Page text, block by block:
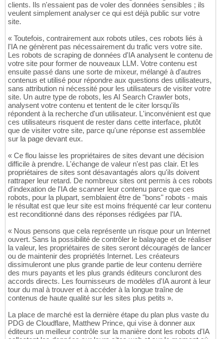
clients. Ils n'essaient pas de voler des données sensibles ; ils
veulent simplement analyser ce qui est déjà public sur votre
site.
« Toutefois, contrairement aux robots utiles, ces robots liés à
l'IA ne génèrent pas nécessairement du trafic vers votre site.
Les robots de scraping de données d'IA analysent le contenu de
votre site pour former de nouveaux LLM. Votre contenu est
ensuite passé dans une sorte de mixeur, mélangé à d'autres
contenus et utilisé pour répondre aux questions des utilisateurs,
sans attribution ni nécessité pour les utilisateurs de visiter votre
site. Un autre type de robots, les AI Search Crawler bots,
analysent votre contenu et tentent de le citer lorsqu'ils
répondent à la recherche d'un utilisateur. L'inconvénient est que
ces utilisateurs risquent de rester dans cette interface, plutôt
que de visiter votre site, parce qu'une réponse est assemblée
sur la page devant eux.
« Ce flou laisse les propriétaires de sites devant une décision
difficile à prendre. L'échange de valeur n'est pas clair. Et les
propriétaires de sites sont désavantagés alors qu'ils doivent
rattraper leur retard. De nombreux sites ont permis à ces robots
d'indexation de l'IA de scanner leur contenu parce que ces
robots, pour la plupart, semblaient être de "bons" robots - mais
le résultat est que leur site est moins fréquenté car leur contenu
est reconditionné dans des réponses rédigées par l'IA.
« Nous pensons que cela représente un risque pour un Internet
ouvert. Sans la possibilité de contrôler le balayage et de réaliser
la valeur, les propriétaires de sites seront découragés de lancer
ou de maintenir des propriétés Internet. Les créateurs
dissimuleront une plus grande partie de leur contenu derrière
des murs payants et les plus grands éditeurs concluront des
accords directs. Les fournisseurs de modèles d'IA auront à leur
tour du mal à trouver et à accéder à la longue traîne de
contenus de haute qualité sur les sites plus petits ».
La place de marché est la dernière étape du plan plus vaste du
PDG de Cloudflare, Matthew Prince, qui vise à donner aux
éditeurs un meilleur contrôle sur la manière dont les robots d'IA